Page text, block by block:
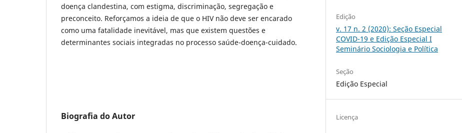
doença clandestina, com estigma, discriminação, segregação e
preconceito. Reforçamos a ideia de que o HIV não deve ser encarado
como uma fatalidade inevitável, mas que existem questões e
determinantes sociais integradas no processo saúde-doença-cuidado.
Biografia do Autor
Edição
v. 17 n. 2 (2020): Seção Especial
COVID-19 e Edição Especial I
Seminário Sociologia e Política
Seção
Edição Especial
Licença